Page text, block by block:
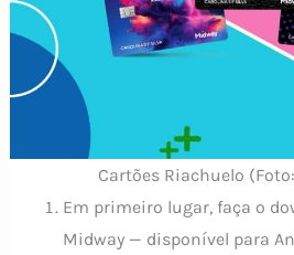
Cartões Riachuelo
Em primeiro lugar, faça o
Midway — disponível para